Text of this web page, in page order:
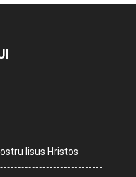
Iisus Hristos